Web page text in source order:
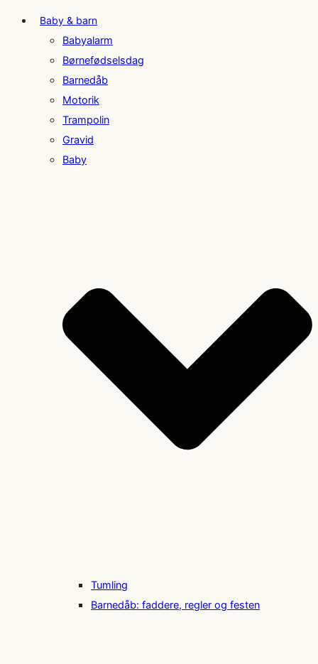
Baby & barn
Babyalarm
Børnefødselsdag
Barnedåb
Motorik
Trampolin
Gravid
Baby
Tumling
Barnedåb: faddere, regler og festen